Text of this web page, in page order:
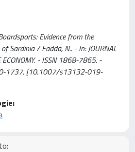
Evidence from the
Sardinia / Fadda, N.. - In: JOURNAL
ECONOMY. - ISSN 1868-7865. -
1737. [10.1007/s13132-019-